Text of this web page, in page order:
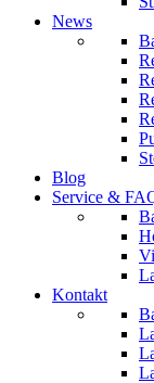
News
Blog
Service &
Kontakt